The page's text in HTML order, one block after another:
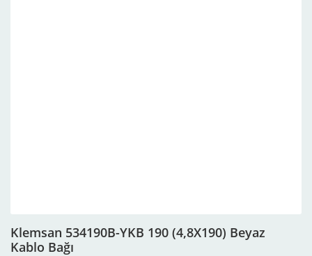
Klemsan 534190B-YKB 190 (4,8X190) Beyaz
Kablo Bağı